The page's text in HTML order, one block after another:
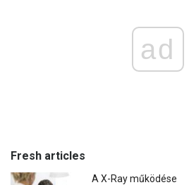
ad
Fresh articles
A X-Ray működése